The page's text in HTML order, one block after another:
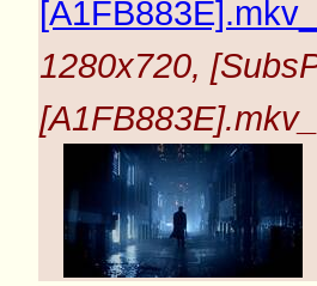
1280x720,